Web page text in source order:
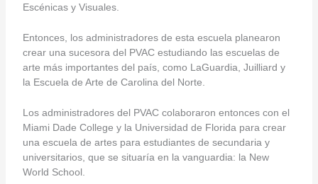
Escénicas y Visuales.
Entonces, los administradores de esta escuela planearon
crear una sucesora del PVAC estudiando las escuelas de
arte más importantes del país, como LaGuardia, Juilliard y
la Escuela de Arte de Carolina del Norte.
Los administradores del PVAC colaboraron entonces con el
Miami Dade College y la Universidad de Florida para crear
una escuela de artes para estudiantes de secundaria y
universitarios, que se situaría en la vanguardia: la New
World School.